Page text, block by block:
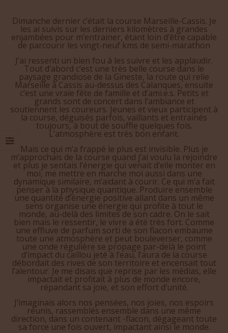
Dimanche dernier c’était la course Marseille-Cassis. Je
les ai suivis sur les derniers kilomètres à grandes
enjambées pour m’entrainer, étant loin d’être capable
de parcourir les vingt-neuf kms de semi-marathon
J’ai ressenti un bien fou à les suivre et les applaudir.
Tout d’abord c’est une très belle course dans le
paysage grandiose de la Gineste, la route qui relie
Marseille à Cassis au-dessus des Calanques, ensuite
c’est une vraie fête de famille et d’ami.e.s. Petits et
grands sont de concert dans l’ambiance et
soutiennent les coureurs. Jeunes et vieux participent à
la course, déguisés parfois, vaillants et entrainés
toujours, à bout de souffle quelques fois.
L’atmosphère est très bon enfant.
Mais ce qui m’a frappé le plus est invisible. Plus je
m’approchais de la course quand j’ai voulu la rejoindre
et plus je sentais l’énergie qui venait d’elle monter en
moi, me mettre en marche moi aussi dans une
dynamique similaire, m’aidant à courir. Ce qui m’a fait
penser à la physique quantique. Produire ensemble
une quantité d’énergie positive allant dans un même
sens organise une énergie qui profite à tout le
monde, au-delà des limites de son cadre. On le sait
bien mais le ressentir, le vivre a été très fort. Comme
une effluve de parfum sorti de son flacon embaume
toute une atmosphère et peut bouleverser, comme
une onde régulière se propage par-delà le point
d’impact du caillou jeté à l’eau, l’aura de la course
débordait des rives de son territoire et encensait tout
l’alentour. Je me disais que reprise par les médias, elle
impactait et profitait à plus de monde encore,
répandant sa joie, et son effort d’unité.
J’imaginais alors nos pensées, nos joies, nos espoirs
réunis, rassemblés ensemble dans une même
direction, dans un contenant -flacon, dégageant toute
sa force une fois ouvert, impactant ainsi le monde.